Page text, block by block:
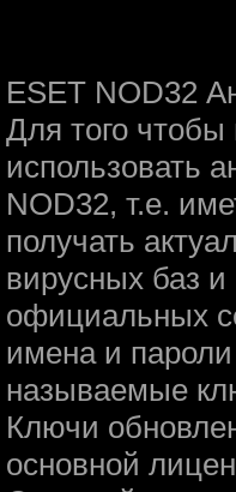
ESET NOD32
Для того чтобы
использовать
NOD32, т.е.
получать
вирусных баз
официальных
имена и
называемые
Ключи
основной